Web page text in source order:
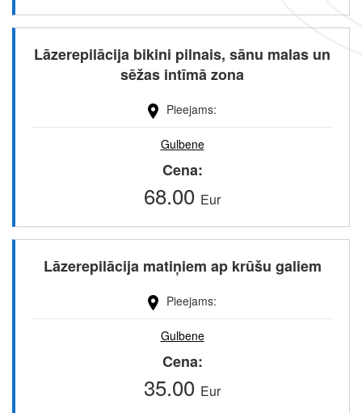
Lāzerepilācija bikini pilnais, sānu malas un
sēžas intīmā zona
Pieejams
Gulbene
Cena
68.00 Eur
Lāzerepilācija matiņiem ap krūšu galiem
Pieejams
Gulbene
Cena
35.00 Eur